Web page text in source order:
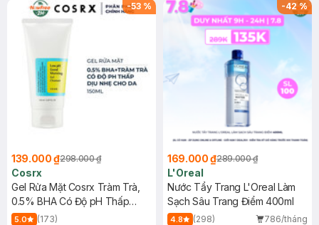
-53 %
139.000 ₫298.000 ₫
Cosrx
Gel Rửa Mặt Cosrx Tràm Trà,
0.5% BHA Có Độ pH Thấp
150ml
5.0
(173)
-42%
169.000 ₫289.000 ₫
L'Oreal
Nước Tẩy Trang L'Oreal Làm
Sạch Sâu Trang Điểm 400ml
4.8 (298)
786/tháng